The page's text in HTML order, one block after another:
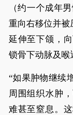
（约一个成年
重向右移位并被
延伸至下颌，
锁骨下动脉及喉
“如果肿物继续
周围组织水肿
难甚至窒息。